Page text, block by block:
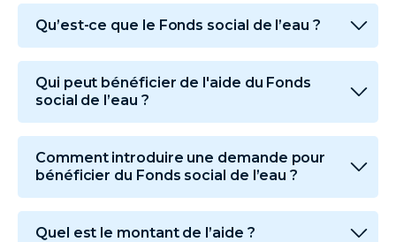
Qu’est-ce que le Fonds social de l’eau ?
Qui peut bénéficier de l'aide du Fonds
social de l’eau ?
Comment introduire une demande pour
bénéficier du Fonds social de l’eau ?
Quel est le montant de l’aide ?